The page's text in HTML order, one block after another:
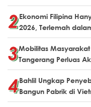
Ekonomi Filipina
2026, Terlemah
Mobilitas
Tangerang Perluas
Bahlil Ungkap
Bangun Pabrik di